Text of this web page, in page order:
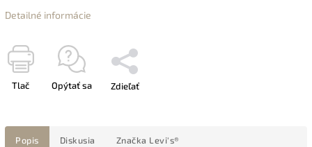
Detailné informácie
Tlač Opýtať sa Zdieľať
Popis Diskusia Značka Levi's®